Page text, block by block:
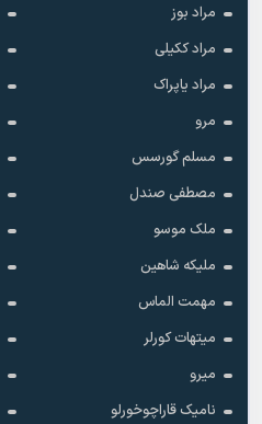
مراد بوز
مراد ککیلی
مراد یاپراک
مرو
مسلم گورسس
مصطفی صندل
ملک موسو
ملیکه شاهین
مهمت الماس
میتهات کورلر
میرو
نامیک قاراچوخورلو